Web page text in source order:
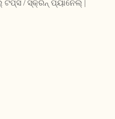
ଟପ୍ସ / ସ୍କ୍ରିନ୍ ପ୍ୟାନେଲ୍ |